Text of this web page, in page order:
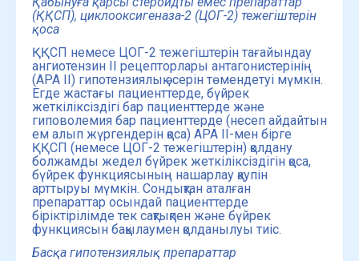
(ҚҚСП), циклооксигеназа-2 (ЦОГ-2) тежегіштерін
қоса
ҚҚСП немесе ЦОГ-2 тежегіштерін тағайындау
ангиотензин II рецепторлары антагонистерінің
(АРА II) гипотензиялық әсерін төмендетуі мүмкін.
Егде жастағы пациенттерде, бүйрек
жеткіліксіздігі бар пациенттерде және
гиповолемия бар пациенттерде (несеп айдайтын
ем алып жүргендерін қоса) АРА II-мен бірге
ҚҚСП (немесе ЦОГ-2 тежегіштерін) қолдану
болжамды жедел бүйрек жеткіліксіздігін қоса,
бүйрек функциясының нашарлау қаупін
арттыруы мүмкін. Сондықтан аталған
препараттар осындай пациенттерде
біріктірілімде тек сақтықпен және бүйрек
функциясын бақылаумен қолданылуы тиіс.
Басқа гипотензиялық препараттар